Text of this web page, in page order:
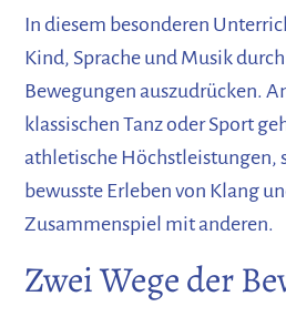
In diesem besonderen
Kind, Sprache und Musik
Bewegungen auszudrücken.
klassischen Tanz oder Sport
athletische Höchstleistungen,
bewusste Erleben von Klang
Zusammenspiel mit anderen.
Zwei Wege der